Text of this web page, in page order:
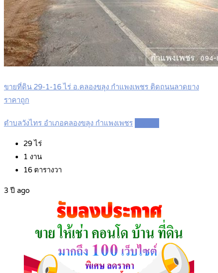
ขายที่ดิน 29-1-16 ไร่ อ.คลองขลุง กำแพงเพชร ติดถนนลาดยาง
ราคาถูก
ตำบลวังไทร อำเภอคลองขลุง กำแพงเพชร
29ไร่
1 งาน
16 ตารางวา
3 ปี ago